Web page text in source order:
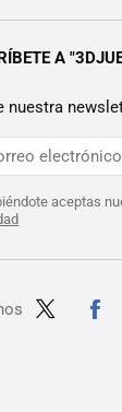
A
nuestra
aceptas